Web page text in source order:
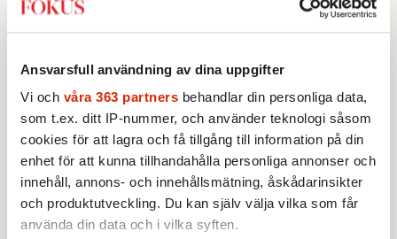
Ansvarsfull användning av dina uppgifter
Vi och våra 363 partners behandlar din personliga data,
som t.ex. ditt IP-nummer, och använder teknologi såsom
cookies för att lagra och få tillgång till information på din
enhet för att kunna tillhandahålla personliga annonser och
innehåll, annons- och innehållsmätning, åskådarinsikter
och produktutveckling. Du kan själv välja vilka som får
använda din data och i vilka syften.
Region Stockholm splittrat om
Oppositionen kräver omedelbara
åtgärder.
AKTUELLT EKONOMI
Börsen tar ett kliv uppåt – trots
dyrare olja
Stockholmsbörsen har vänt upp
på plus under
förmiddagshandeln, efter en